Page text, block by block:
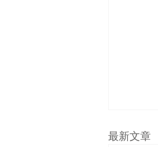
最新文章